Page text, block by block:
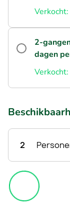
2-
dagen
2